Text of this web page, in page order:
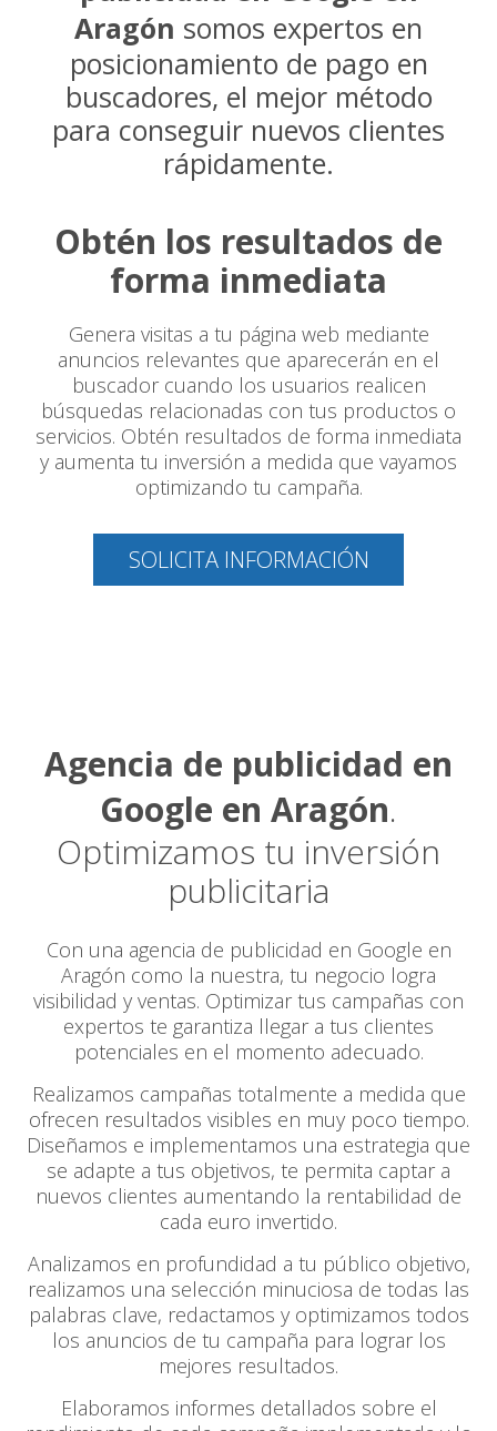
Aragón somos expertos en
posicionamiento de pago en
buscadores, el mejor método
para conseguir nuevos clientes
rápidamente.
Obtén los resultados de
forma inmediata
Genera visitas a tu página web mediante
anuncios relevantes que aparecerán en el
buscador cuando los usuarios realicen
búsquedas relacionadas con tus productos o
servicios. Obtén resultados de forma inmediata
y aumenta tu inversión a medida que vayamos
optimizando tu campaña.
SOLICITA INFORMACIÓN
Agencia de publicidad en
Google en Aragón.
Optimizamos tu inversión
publicitaria
Con una agencia de publicidad en Google en
Aragón como la nuestra, tu negocio logra
visibilidad y ventas. Optimizar tus campañas con
expertos te garantiza llegar a tus clientes
potenciales en el momento adecuado.
Realizamos campañas totalmente a medida que
ofrecen resultados visibles en muy poco tiempo.
Diseñamos e implementamos una estrategia que
se adapte a tus objetivos, te permita captar a
nuevos clientes aumentando la rentabilidad de
cada euro invertido.
Analizamos en profundidad a tu público objetivo,
realizamos una selección minuciosa de todas las
palabras clave, redactamos y optimizamos todos
los anuncios de tu campaña para lograr los
mejores resultados.
Elaboramos informes detallados sobre el